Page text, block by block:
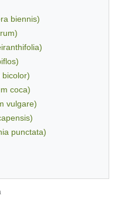
biennis)
bicolor)
coca)
vulgare)
punctata)